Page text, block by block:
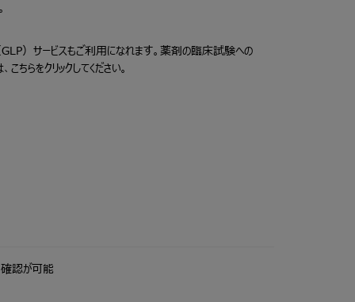
）サービスもご利用になれます。薬剤の臨床試験への
こちらをクリックしてください。
認が可能